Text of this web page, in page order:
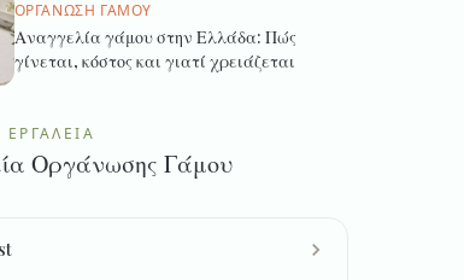
ΟΡΓΆΝΩΣΗ ΓΆΜΟΥ
Αναγγελία γάμου στην Ελλάδα: Πώς
γίνεται, κόστος και γιατί χρειάζεται
Οργάνωσης Γάμου